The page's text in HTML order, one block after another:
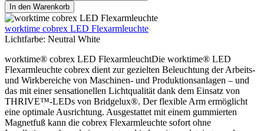
In den Warenkorb
worktime cobrex LED Flexarmleuchte
Lichtfarbe: Neutral White
worktime® cobrex LED FlexarmleuchtDie worktime® LED
Flexarmleuchte cobrex dient zur gezielten Beleuchtung der Arbeits-
und Wirkbereiche von Maschinen- und Produktionsanlagen – und
das mit einer sensationellen Lichtqualität dank dem Einsatz von
THRIVE™-LEDs von Bridgelux®. Der flexible Arm ermöglicht
eine optimale Ausrichtung. Ausgestattet mit einem gummierten
Magnetfuß kann die cobrex Flexarmleuchte sofort ohne